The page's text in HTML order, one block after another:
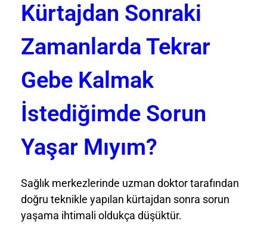
Kürtajdan Sonraki
Zamanlarda Tekrar
Gebe Kalmak
İstediğimde Sorun
Yaşar Mıyım?
Sağlık merkezlerinde uzman doktor tarafından
doğru teknikle yapılan kürtajdan sonra sorun
yaşama ihtimali oldukça düşüktür.